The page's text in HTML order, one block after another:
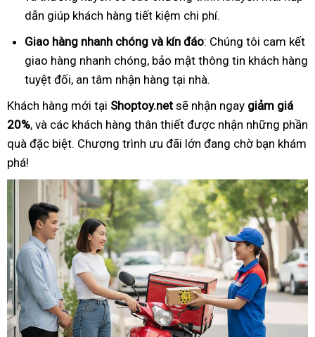
dẫn giúp khách hàng tiết kiệm chi phí.
Giao hàng nhanh chóng và kín đáo: Chúng tôi cam kết
giao hàng nhanh chóng, bảo mật thông tin khách hàng
tuyệt đối, an tâm nhận hàng tại nhà.
Khách hàng mới tại Shoptoy.net sẽ nhận ngay giảm giá
20%, và các khách hàng thân thiết được nhận những phần
quà đặc biệt. Chương trình ưu đãi lớn đang chờ bạn khám
phá!